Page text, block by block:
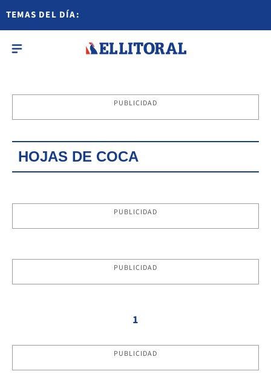
TEMAS DEL DÍA:
PUBLICIDAD
HOJAS DE COCA
PUBLICIDAD
PUBLICIDAD
1
PUBLICIDAD